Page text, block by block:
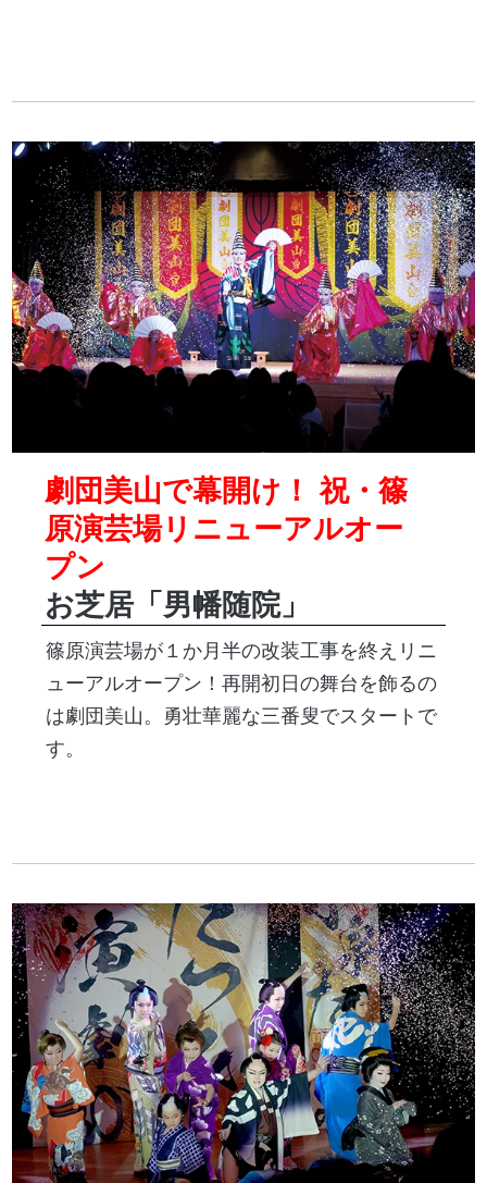
劇団美山で幕開け！ 祝・篠
原演芸場リニューアルオー
プン
お芝居「男幡随院」
篠原演芸場が１か月半の改装工事を終えリニ
ューアルオープン！再開初日の舞台を飾るの
は劇団美山。勇壮華麗な三番叟でスタートで
す。